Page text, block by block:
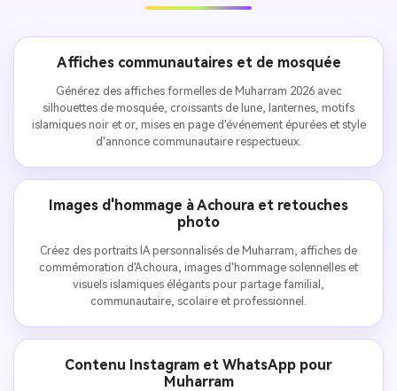
Affiches communautaires et de mosquée
Générez des affiches formelles de Muharram 2026 avec
silhouettes de mosquée, croissants de lune, lanternes, motifs
islamiques noir et or, mises en page d'événement épurées et style
d'annonce communautaire respectueux.
Images d'hommage à Achoura et retouches
photo
Créez des portraits IA personnalisés de Muharram, affiches de
commémoration d'Achoura, images d'hommage solennelles et
visuels islamiques élégants pour partage familial,
communautaire, scolaire et professionnel.
Contenu Instagram et WhatsApp pour
Muharram